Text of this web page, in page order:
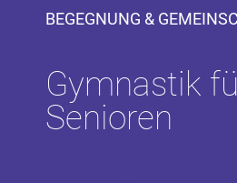
BEGEGNUNG &
Gymnastik
Senioren